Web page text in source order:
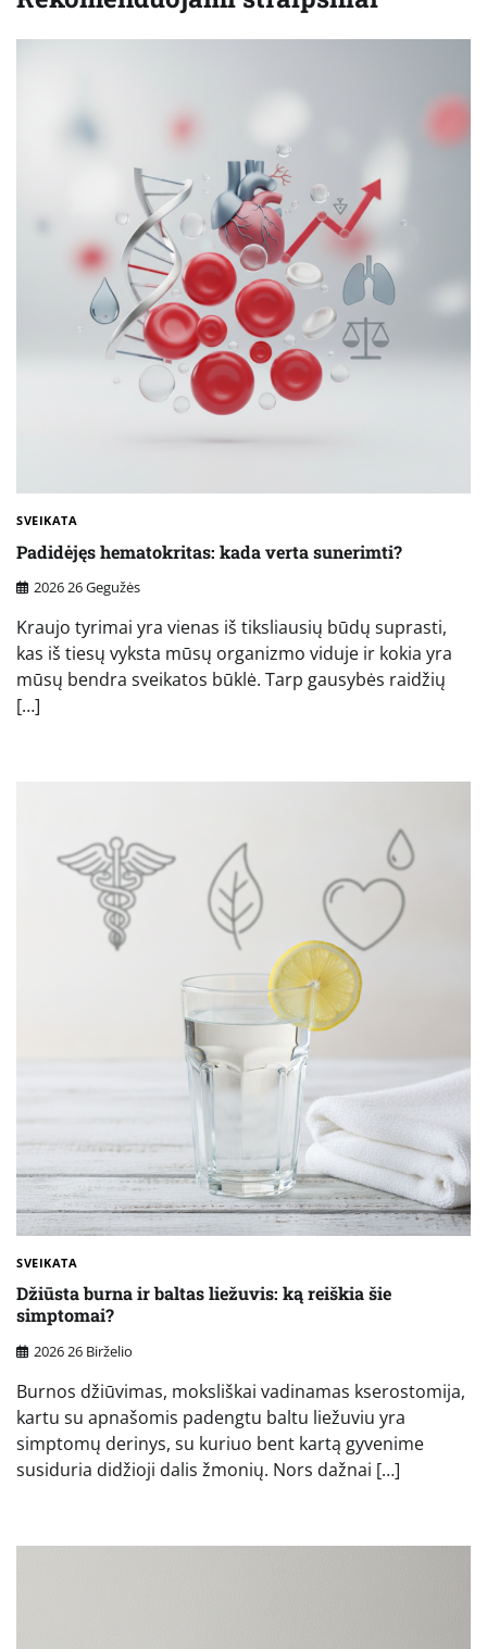
SVEIKATA
Padidėjęs hematokritas: kada verta sunerimti?
2026 26 Gegužės
Kraujo tyrimai yra vienas iš tiksliausių būdų suprasti,
kas iš tiesų vyksta mūsų organizmo viduje ir kokia yra
mūsų bendra sveikatos būklė. Tarp gausybės raidžių
[…]
SVEIKATA
Džiūsta burna ir baltas liežuvis: ką reiškia šie
simptomai?
2026 26 Birželio
Burnos džiūvimas, moksliškai vadinamas kserostomija,
kartu su apnašomis padengtu baltu liežuviu yra
simptomų derinys, su kuriuo bent kartą gyvenime
susiduria didžioji dalis žmonių. Nors dažnai […]